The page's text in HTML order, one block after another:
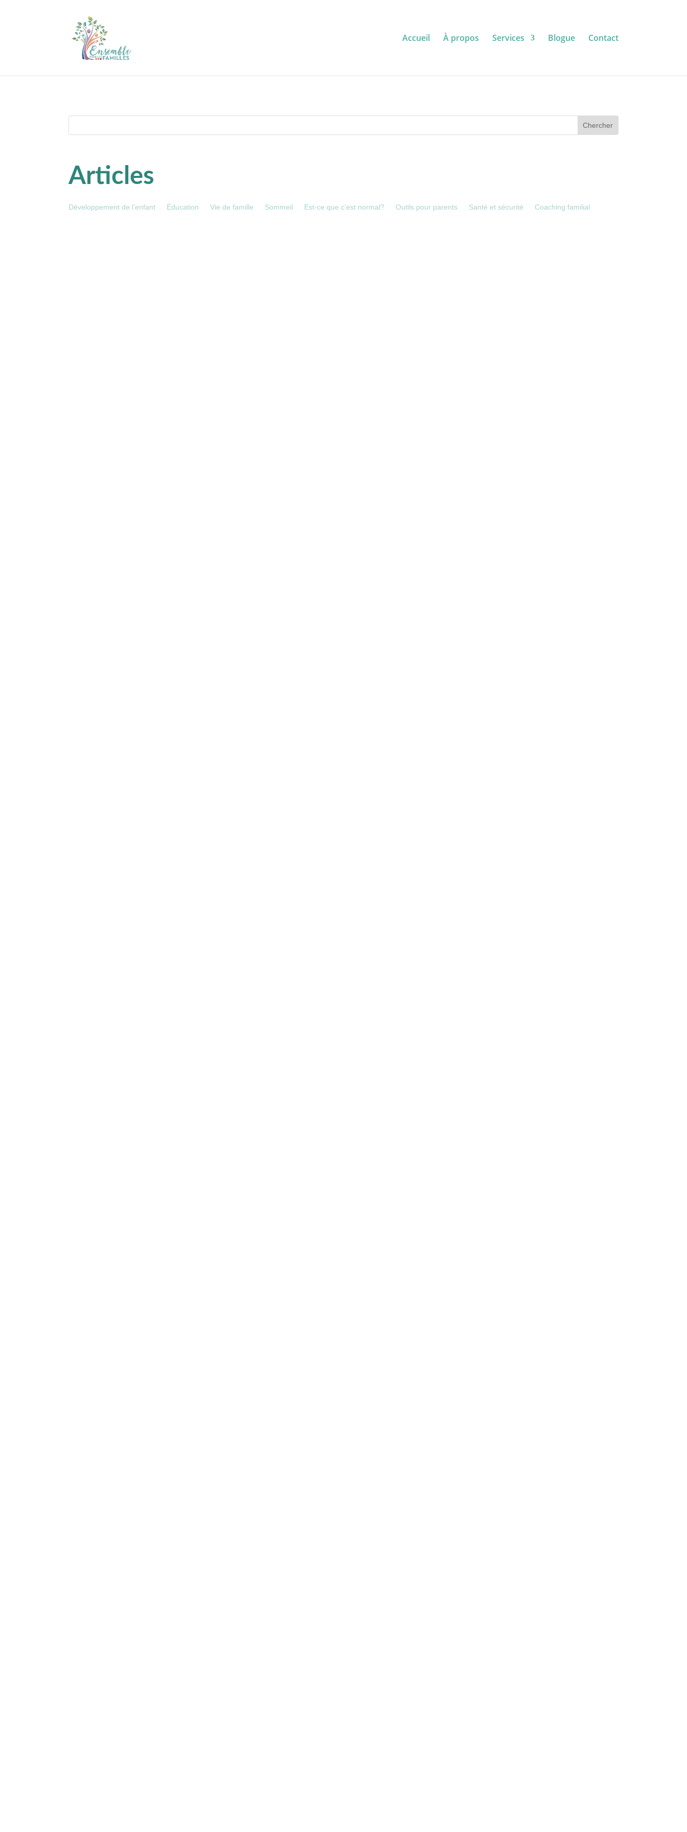
Accueil À propos Services Blogue Contact
Articles
Développement de l’enfant Éducation Vie de famille Sommeil Est-ce que c’est normal? Outils pour parents Santé et sécurité Coaching familial